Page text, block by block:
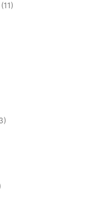
(11)